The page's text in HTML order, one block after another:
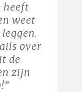
heeft
weet
over
de
zijn